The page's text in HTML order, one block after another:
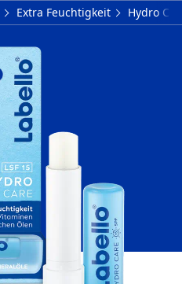
Extra Feuchtigkeit Hydro